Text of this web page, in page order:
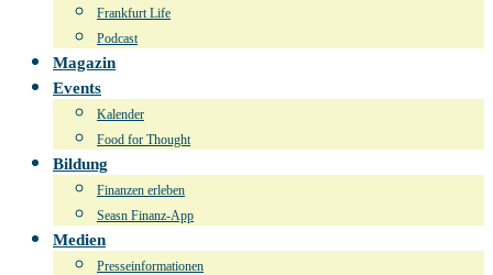
Frankfurt Life
Podcast
Magazin
Events
Kalender
Food for Thought
Bildung
Finanzen erleben
Seasn Finanz-App
Medien
Presseinformationen